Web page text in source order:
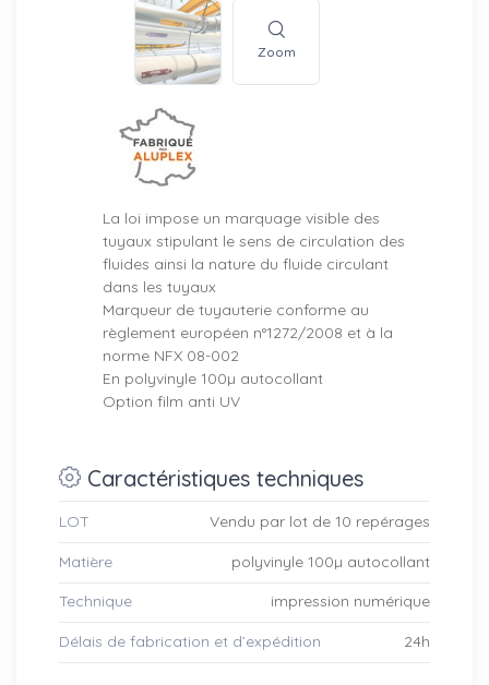
Zoom
La loi impose un marquage visible des
tuyaux stipulant le sens de circulation des
fluides ainsi la nature du fluide circulant
dans les tuyaux
Marqueur de tuyauterie conforme au
règlement européen n°1272/2008 et à la
norme NFX 08-002
En polyvinyle 100µ autocollant
Option film anti UV
Caractéristiques techniques
LOT Vendu par lot de 10 repérages
Matière polyvinyle 100µ autocollant
Technique impression numérique
Délais de fabrication et d’expédition 24h